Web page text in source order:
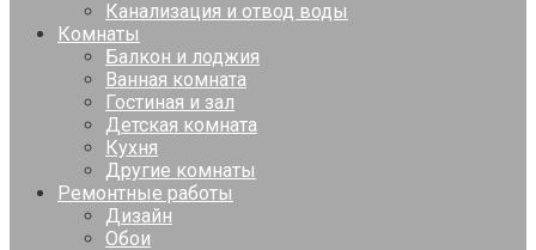
Канализация и отвод воды
Комнаты
Балкон и лоджия
Ванная комната
Гостиная и зал
Детская комната
Кухня
Другие комнаты
Ремонтные работы
Дизайн
Обои